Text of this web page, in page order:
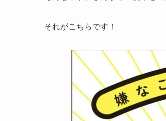
それがこちらです！